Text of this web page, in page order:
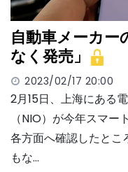
自動車メーカー
なく発売」
2023/02/17 20:00
2月15日、上海にある
（NIO）が今年スマー
各方面へ確認したとこ
もな…